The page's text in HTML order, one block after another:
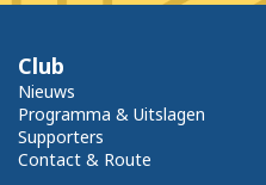
Club
Nieuws
Programma & Uitslagen
Supporters
Contact & Route